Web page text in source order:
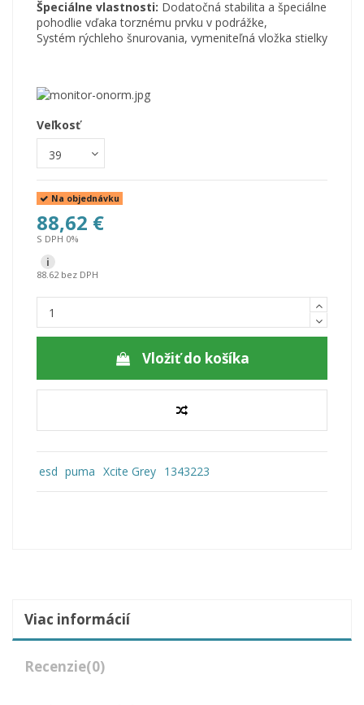
Špeciálne vlastnosti: Dodatočná stabilita a špeciálne
pohodlie vďaka torznému prvku v podrážke,
Systém rýchleho šnurovania, vymeniteľná vložka stielky
Veľkosť
Na objednávku
88,62 €
S DPH 0%
i
88.62 bez DPH
Vložiť do košíka
esd puma Xcite Grey 1343223
Viac informácií
Recenzie(0)